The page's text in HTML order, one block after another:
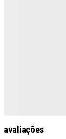
avaliações